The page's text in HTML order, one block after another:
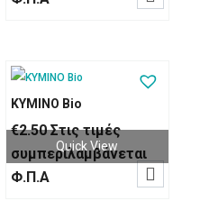
ΚΥΜΙΝΟ Bio
€2.50 Στις τιμές
συμπεριλαμβάνεται
Φ.Π.Α
Quick View
